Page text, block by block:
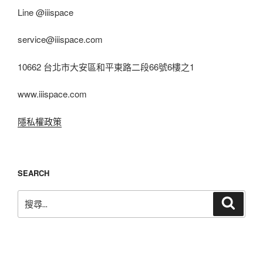
Line @iiispace
service@iiispace.com
10662 台北市大安區和平東路二段66號6樓之1
www.iiispace.com
隱私權政策
SEARCH
尋